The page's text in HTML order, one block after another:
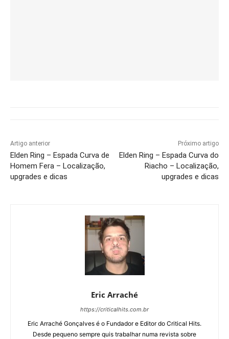
Artigo anterior
Elden Ring – Espada Curva de
Homem Fera – Localização,
upgrades e dicas
Próximo artigo
Elden Ring – Espada Curva do
Riacho – Localização,
upgrades e dicas
Eric Arraché
https://criticalhits.com.br
Eric Arraché Gonçalves é o Fundador e Editor do Critical Hits.
Desde pequeno sempre quis trabalhar numa revista sobre